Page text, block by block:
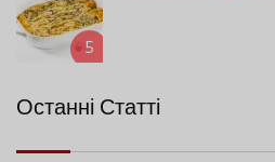
5
Останні Статті